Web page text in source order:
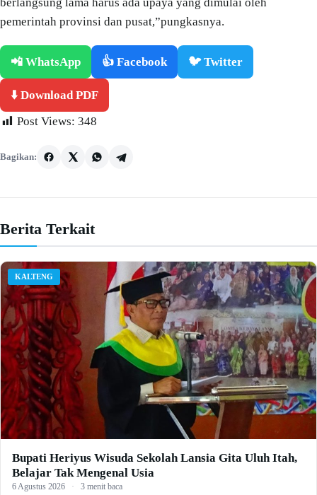
pemerintah provinsi dan pusat,”pungkasnya.
📲 WhatsApp 👍 Facebook 🐦 Twitter
⬇️ Download PDF
Post Views: 348
Bagikan:
Berita Terkait
KALTENG
Bupati Heriyus Wisuda Sekolah Lansia Gita Uluh Itah,
Belajar Tak Mengenal Usia
6 Agustus 2026 · 3 menit baca